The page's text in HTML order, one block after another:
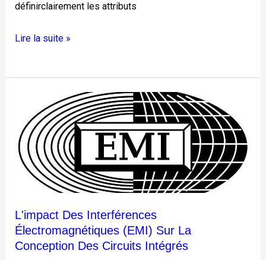
définirclairement les attributs
Lire la suite »
L'impact Des Interférences
Électromagnétiques (EMI) Sur La
Conception Des Circuits Intégrés
interférences
électromagnétiques
(EMI)
des
circuits
intégrés